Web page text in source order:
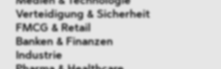
Verteidigung & Sicherheit
FMCG & Retail
Banken & Finanzen
Industrie